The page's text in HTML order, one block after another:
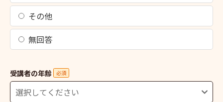
その他
無回答
受講者の年齢 必須